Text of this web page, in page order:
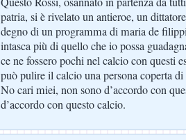
patria, si è rivelato un antieroe, un
degno di un programma di maria de
intasca più di quello che io possa
ce ne fossero pochi nel calcio con questi
può pulire il calcio una persona coperta
No cari miei, non sono d’accordo con
d’accordo con questo calcio.